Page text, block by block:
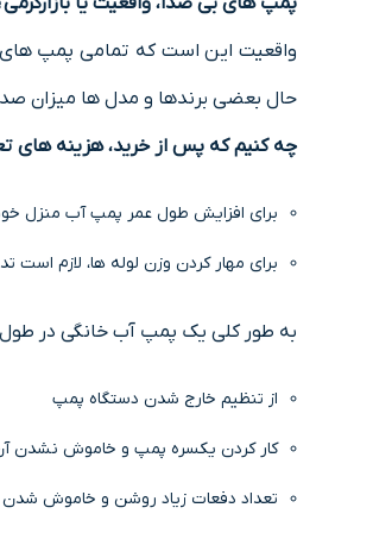
واقعیت این است که تمامی پمپ های
حال بعضی برندها و مدل ها میزان
چه کنیم که پس از خرید، هزینه های
برای افزایش طول عمر پمپ آب منزل
برای مهار کردن وزن لوله ها، لازم
به طور کلی یک پمپ آب خانگی در
از تنظیم خارج شدن دستگاه پمپ
کار کردن یکسره پمپ و خاموش نشدن
تعداد دفعات زیاد روشن و خاموش